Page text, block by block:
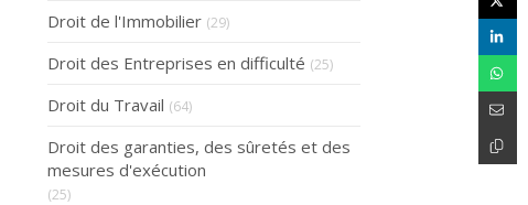
Droit de l'Immobilier (29)
Droit des Entreprises en difficulté (25)
Droit du Travail (64)
Droit des garanties, des sûretés et des
mesures d'exécution
(25)